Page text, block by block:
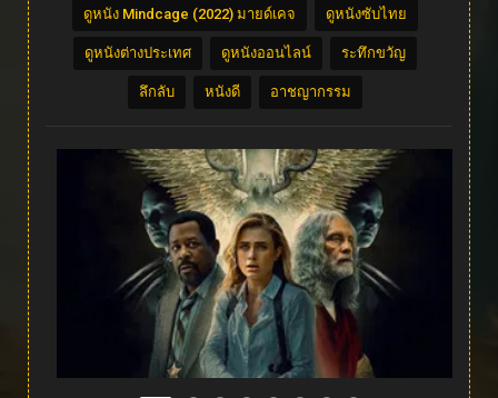
ดูหนัง Mindcage (2022) มายด์เคจ ดูหนังซับไทย
ดูหนังต่างประเทศ ดูหนังออนไลน์ ระทึกขวัญ
ลึกลับ หนังดี อาชญากรรม